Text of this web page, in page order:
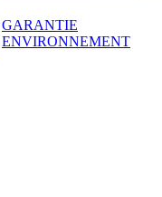
GARANTIE
ENVIRONNEMENT